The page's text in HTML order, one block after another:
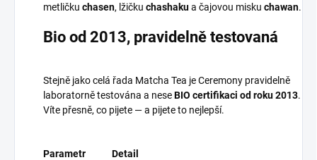
metličku chasen, lžičku chashakua čajovou misku chawan.
Bio od 2013, pravidelně testovaná
Stejně jako celá řada Matcha Tea je Ceremony pravidelně
laboratorně testována a neseBIO certifikaci od roku 2013.
Víte přesně, co pijete — a pijete to nejlepší.
Parametr
Detail